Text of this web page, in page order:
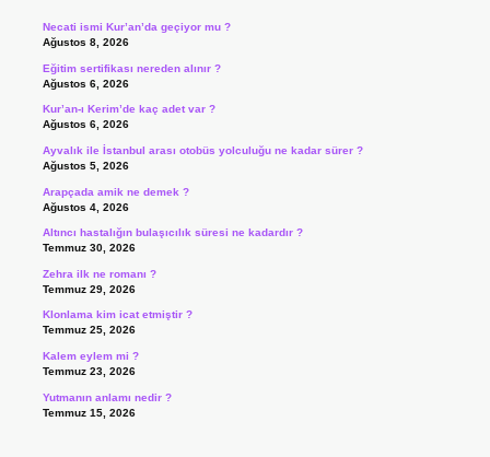
Necati ismi Kur’an’da geçiyor mu ?
Ağustos 8, 2026
Eğitim sertifikası nereden alınır ?
Ağustos 6, 2026
Kur’an-ı Kerim’de kaç adet var ?
Ağustos 6, 2026
Ayvalık ile İstanbul arası otobüs yolculuğu ne kadar sürer ?
Ağustos 5, 2026
Arapçada amik ne demek ?
Ağustos 4, 2026
Altıncı hastalığın bulaşıcılık süresi ne kadardır ?
Temmuz 30, 2026
Zehra ilk ne romanı ?
Temmuz 29, 2026
Klonlama kim icat etmiştir ?
Temmuz 25, 2026
Kalem eylem mi ?
Temmuz 23, 2026
Yutmanın anlamı nedir ?
Temmuz 15, 2026